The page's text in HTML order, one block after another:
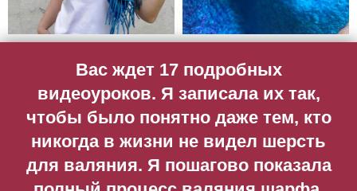
Вас ждет 17 подробных
видеоуроков. Я записала их так,
чтобы было понятно даже тем, кто
никогда в жизни не видел шерсть
для валяния. Я пошагово показала